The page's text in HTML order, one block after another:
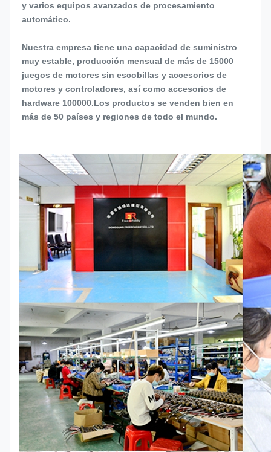
y varios equipos avanzados de procesamiento
automático.
Nuestra empresa tiene una capacidad de suministro
muy estable, producción mensual de más de 15000
juegos de motores sin escobillas y accesorios de
motores y controladores, así como accesorios de
hardware 100000.Los productos se venden bien en
más de 50 países y regiones de todo el mundo.